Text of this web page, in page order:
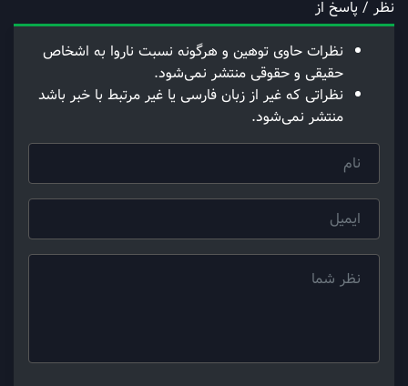
رهبر شهید
انقلاب اسلامی
امام شهید
رهبر
شهادت
تشییع پیکر رهبر شهید انقلاب اسلامی
نظر / پاسخ از
نظرات حاوی توهین و هرگونه نسبت ناروا به اشخاص